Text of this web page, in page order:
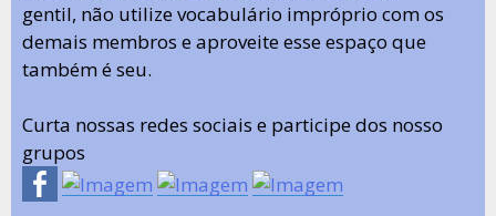
gentil, não utilize vocabulário impróprio com os
demais membros e aproveite esse espaço que
também é seu.
Curta nossas redes sociais e participe dos nosso
grupos